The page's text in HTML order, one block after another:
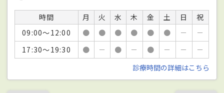
時間 月 火 水 木 金 土 日
祝
09:00～12:00
● ● ● ● ● ● －
－
17:30～19:30
● － ● － ● － －
－
診療時間の詳細はこちら